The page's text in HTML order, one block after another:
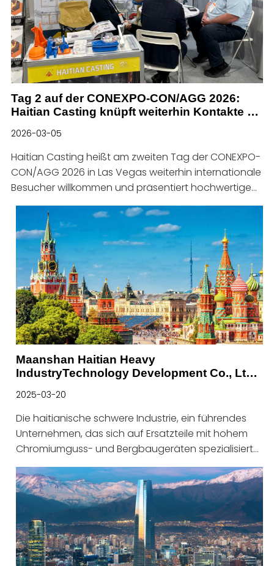
Bergbau-, Zuschlagstoff-, Asphalt- und
Bauindustrie spezialisiert hat. Mit fortschrittlichen
Produktionslinien und einem strengen
Qualitätskontrollsystem bieten wir
Tag 2 auf der CONEXPO-CON/AGG 2026:
Haitian Casting knüpft weiterhin Kontakte zu
2026-03-05
Haitian Casting heißt am zweiten Tag der CONEXPO-
CON/AGG 2026 in Las Vegas weiterhin internationale
Besucher willkommen und präsentiert hochwertige
verschleißfeste Teile für die Beton-, Asphalt-,
Bergbau- und Metallindustrie.
Maanshan Haitian Heavy
IndustryTechnology Development Co., Ltd.,
zu glänzen
2025-03-20
Die haitianische schwere Industrie, ein führendes
Unternehmen, das sich auf Ersatzteile mit hohem
Chromiumguss- und Bergbaugeräten spezialisiert
hat, wird vom 23. bis 25. April 2025 an der
prestigeträchtigen Russland-Bergbauausstellung
teilnehmen.